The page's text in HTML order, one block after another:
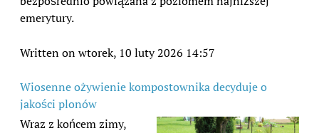
emerytury.
Written on wtorek, 10 luty 2026 14:57
Wiosenne ożywienie kompostownika decyduje o
jakości plonów
Wraz z końcem zimy,